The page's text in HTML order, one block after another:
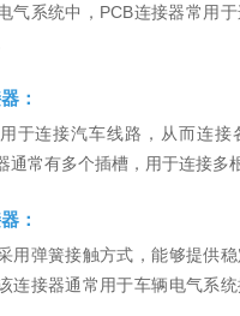
气系统中，PCB连接器常用
：
通常有多个插槽，用于连接多
：
连接器通常用于车辆电气系